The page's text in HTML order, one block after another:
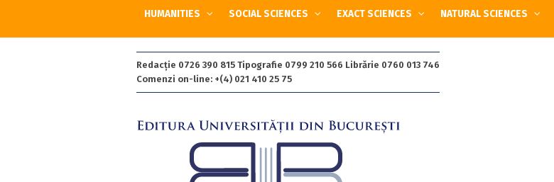
HUMANITIES SOCIAL SCIENCES EXACT SCIENCES NATURAL SCIENCES
Redacție 0726 390 815 Tipografie 0799 210 566 Librărie 0760 013 746
Comenzi on-line: +(4) 021 410 25 75